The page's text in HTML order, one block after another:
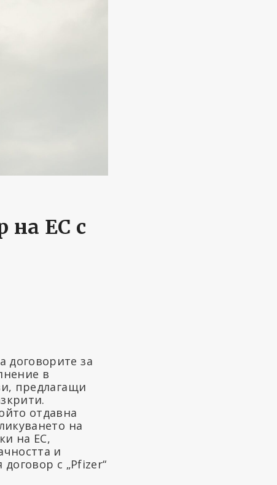
на ЕС с
договорите за
в
предлагащи
отдавна
на
на ЕС,
и
с „Pfizer“